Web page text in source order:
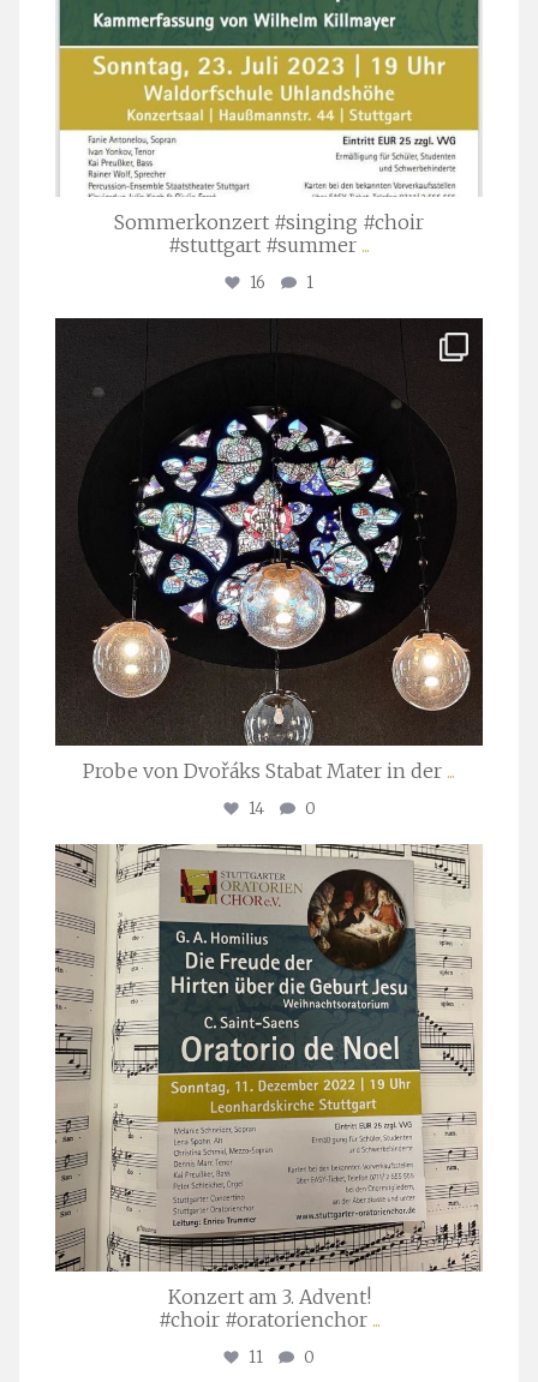
Sommerkonzert #singing #choir
#stuttgart #summer ...
16 1
Apr. 1
Probe von Dvořáks Stabat Mater in der ...
14 0
stuttgarter_oratorienchor
Nov. 29
Konzert am 3. Advent!
#choir #oratorienchor ...
11 0